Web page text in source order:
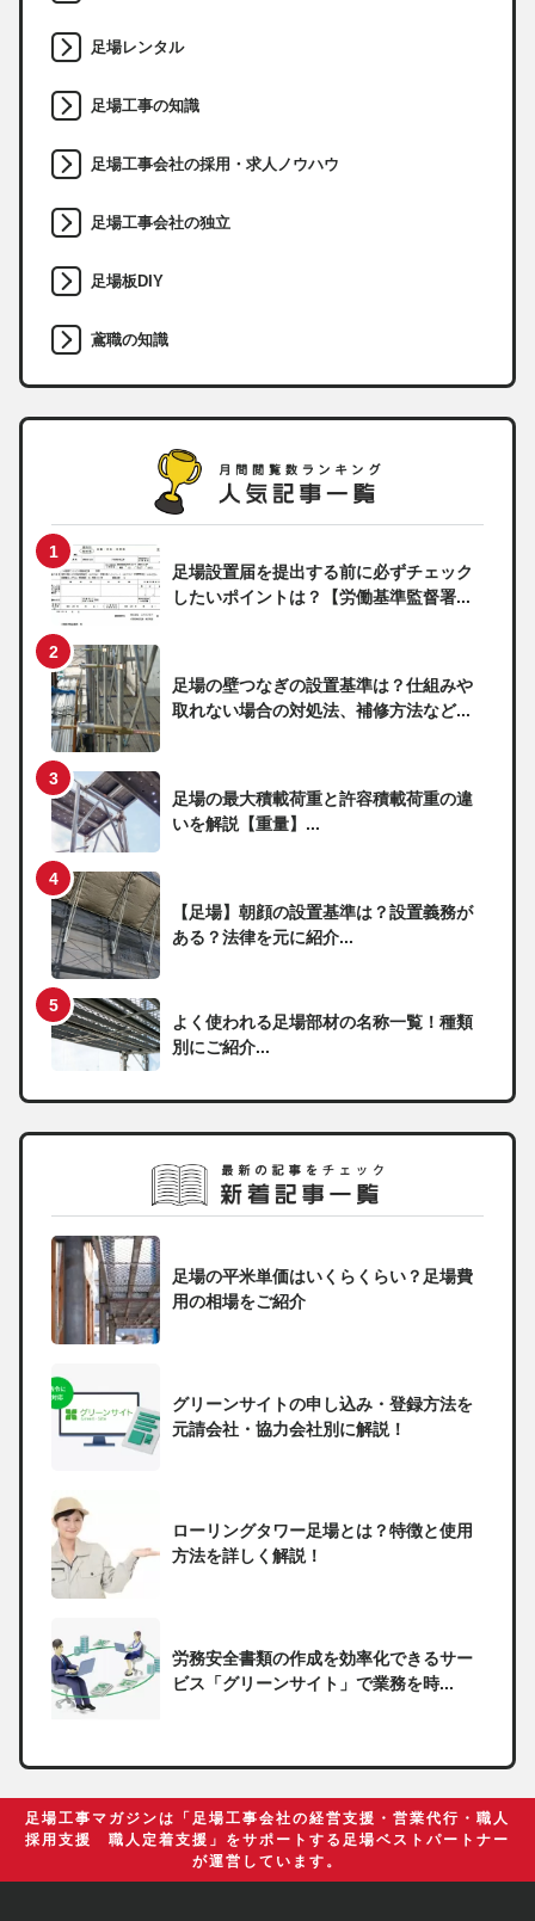
足場レンタル
足場工事の知識
足場工事会社の採用・求人ノウハウ
足場工事会社の独立
足場板DIY
鳶職の知識
足場設置届を提出する前に必ずチェック
したいポイントは？【労働基準監督署...
足場の壁つなぎの設置基準は？仕組みや
取れない場合の対処法、補修方法など...
足場の最大積載荷重と許容積載荷重の違
いを解説【重量】...
【足場】朝顔の設置基準は？設置義務が
ある？法律を元に紹介...
よく使われる足場部材の名称一覧！種類
別にご紹介...
足場の平米単価はいくらくらい？足場費
用の相場をご紹介
グリーンサイトの申し込み・登録方法を
元請会社・協力会社別に解説！
ローリングタワー足場とは？特徴と使用
方法を詳しく解説！
労務安全書類の作成を効率化できるサー
ビス「グリーンサイト」で業務を時...
届いたらどうしたらいい？
足場工事マガジンは「足場工事会社の経営支援・営業代行・職人
採用支援 職人定着支援」をサポートする足場ベストパートナー
が運営しています。